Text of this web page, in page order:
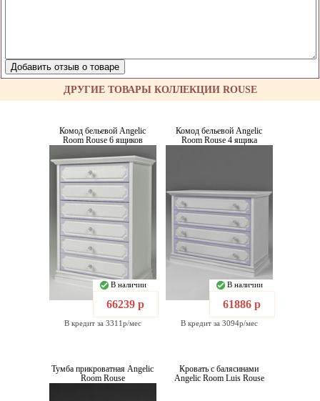
ДРУГИЕ ТОВАРЫ КОЛЛЕКЦИИ ROUSE
Комод бельевой Angelic
Room Rouse 6 ящиков
В наличии
66239 р
В кредит за 3311р/мес
Комод бельевой Angelic
Room Rouse 4 ящика
В наличии
61886 р
В кредит за 3094р/мес
Тумба прикроватная Angelic
Room Rouse
Кровать с балясинами
Angelic Room Luis Rouse